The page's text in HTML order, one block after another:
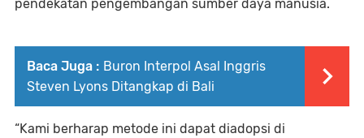
pendekatan pengembangan sumber daya manusia.
Baca Juga : Buron Interpol Asal Inggris
Steven Lyons Ditangkap di Bali
“Kami berharap metode ini dapat diadopsi di